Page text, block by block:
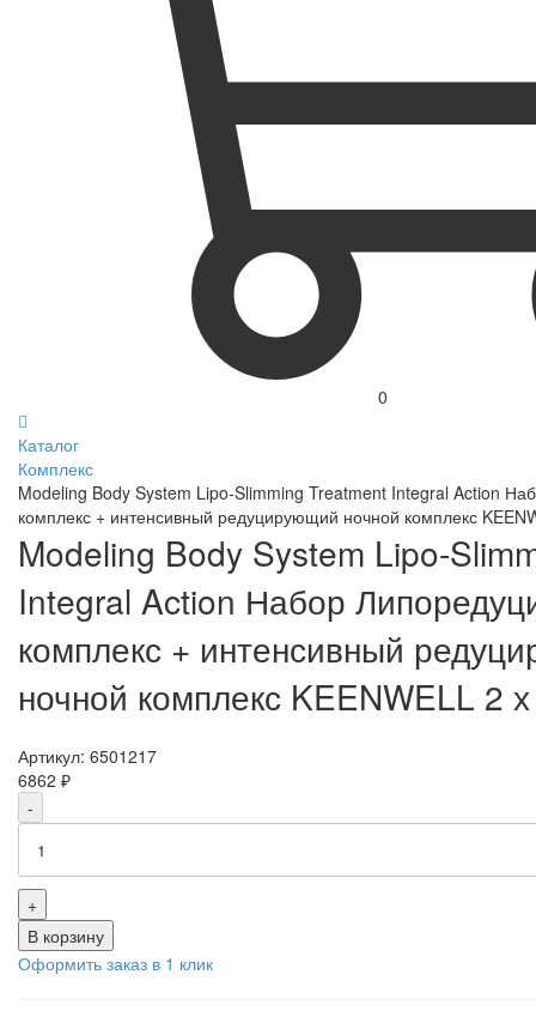
0
Каталог
Комплекс
Modeling Body System Lipo-Slimming Treatment Integral Action
комплекс + интенсивный редуцирующий ночной комплекс
Modeling Body System Lipo-
Integral Action Набор
комплекс + интенсивный
ночной комплекс KEENWELL 2
Артикул: 6501217
6862 ₽
-
+
В корзину
Оформить заказ в 1 клик